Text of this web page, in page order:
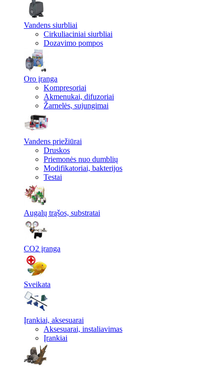
Vandens siurbliai
Cirkuliaciniai siurbliai
Dozavimo pompos
Oro įranga
Kompresoriai
Akmenukai, difuzoriai
Žarnelės, sujungimai
Vandens priežiūrai
Druskos
Priemonės nuo dumblių
Modifikatoriai, bakterijos
Testai
Augalų trąšos, substratai
CO2 įranga
Sveikata
Įrankiai, aksesuarai
Aksesuarai, instaliavimas
Įrankiai